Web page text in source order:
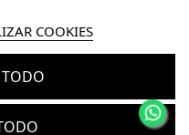
COOKIES
TODO